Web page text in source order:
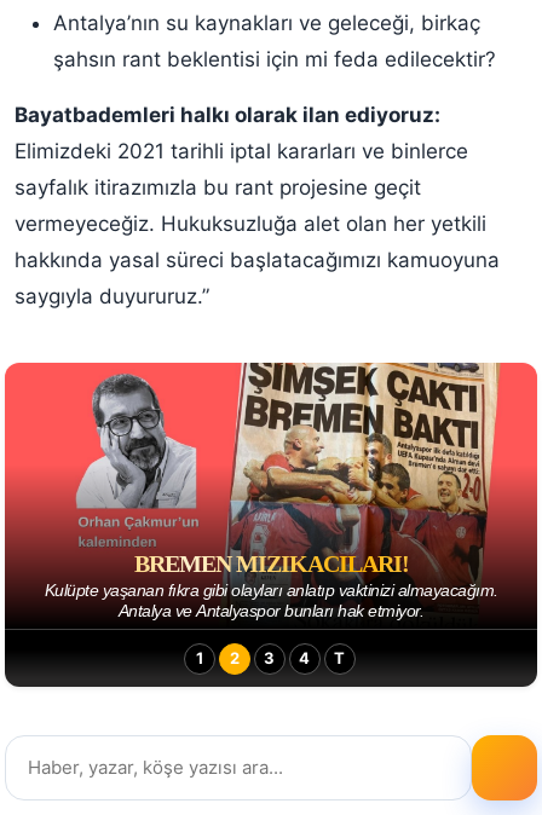
Antalya’nın su kaynakları ve geleceği, birkaç
şahsın rant beklentisi için mi feda edilecektir?
Bayatbademleri halkı olarak ilan ediyoruz:
Elimizdeki 2021 tarihli iptal kararları ve binlerce
sayfalık itirazımızla bu rant projesine geçit
vermeyeceğiz. Hukuksuzluğa alet olan her yetkili
hakkında yasal süreci başlatacağımızı kamuoyuna
saygıyla duyururuz.”
BREMEN MIZIKACILARI!
Kulüpte yaşanan fıkra gibi olayları anlatıp vaktinizi almayacağım.
Antalya ve Antalyaspor bunları hak etmiyor.
1 2 3 4 T